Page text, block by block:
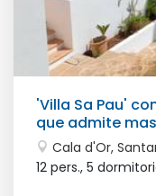
'Villa Sa Pau'
que admite
Cala d'Or,
12 pers., 5